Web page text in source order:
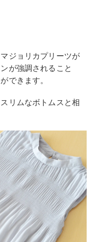
ジョリカプリーツが
が強調されること
できます。
リムなボトムスと相